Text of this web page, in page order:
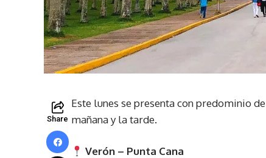
Share
Este lunes se presenta con predominio
mañana y la tarde.
Verón – Punta Cana